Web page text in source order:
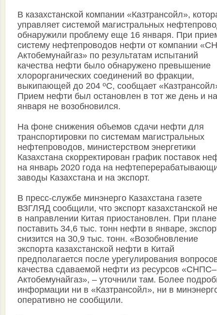
В казахстанской компании «Казтрансойл»,
управляет системой магистральных
обнаружили проблему еще 16 января. При
систему нефтепроводов нефти от компании
Актобемунайгаз» по результатам испытаний
качества нефти было обнаружено превышение
хлорорганических соединений во фракции,
выкипающей до 204 ºС, сообщает
Прием нефти был остановлен в тот же день и
января не возобновился.
На фоне снижения объемов сдачи нефти для
транспортировки по системам магистральных
нефтепроводов, министерством энергетики
Казахстана скорректирован график поставок
на январь 2020 года на
заводы Казахстана и на экспорт.
В пресс-службе минэнерго Казахстана газете
ВЗГЛЯД сообщили, что экспорт казахстанской
в направлении Китая приостановлен. При плане
поставить 34,6 тыс. тонн нефти в январе,
снизится на 30,9 тыс. тонн. «Возобновление
экспорта казахстанской нефти в Китай
предполагается после урегулирования
качества сдаваемой нефти из ресурсов «СНПС–
Актобемунайгаз», – уточнили там. Более
информации ни в «Казтрансойл», ни в
оперативно не сообщили.